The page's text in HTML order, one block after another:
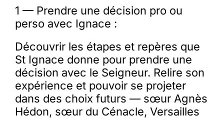
1 — Prendre une décision pro ou
perso avec Ignace :
Découvrir les étapes et repères que
St Ignace donne pour prendre une
décision avec le Seigneur. Relire son
expérience et pouvoir se projeter
dans des choix futurs — sœur Agnès
Hédon, sœur du Cénacle, Versailles